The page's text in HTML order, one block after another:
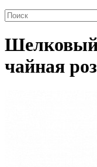
Шелковый
чайная